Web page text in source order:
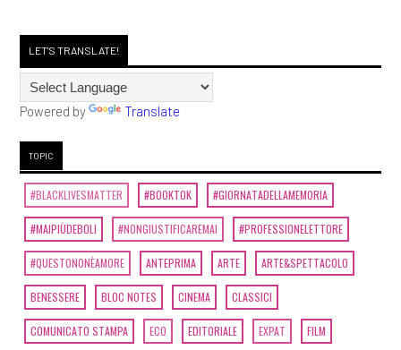
LET'S TRANSLATE!
Powered by Translate
TOPIC
#BLACKLIVESMATTER #BOOKTOK #GIORNATADELLAMEMORIA
#MAIPIÙDEBOLI #NONGIUSTIFICAREMAI #PROFESSIONELETTORE
#QUESTONONÈAMORE ANTEPRIMA ARTE ARTE&SPETTACOLO
BENESSERE BLOC NOTES CINEMA CLASSICI
COMUNICATO STAMPA ECO EDITORIALE EXPAT FILM